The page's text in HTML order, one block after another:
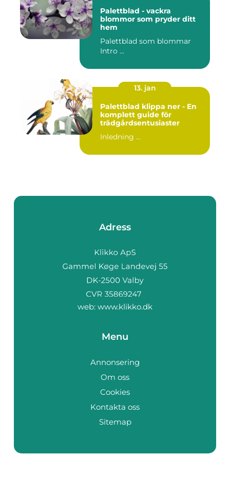
Palettblad - vackra
blommor som pryder ditt
hem
Palettblad som blommar
Intro ...
13. jan
Palettblad klippa ner - En
komplett guide för
trädgårdsentusiaster
Inledning ...
Adress
web: www.klikko.dk
Menu
Annonsering
Om oss
Cookies
Kontakta oss
Sitemap